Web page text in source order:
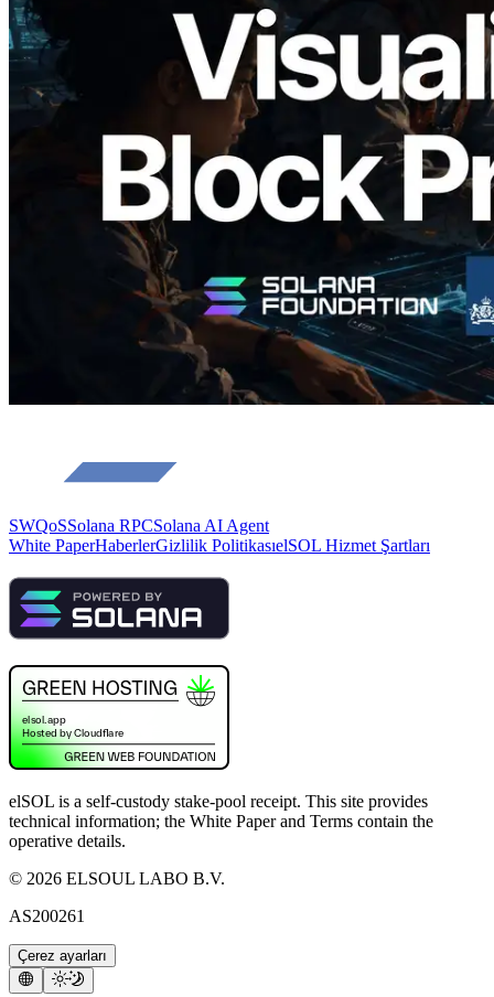
Validators Solutions, Solana Block
Analyzer'ı Yayınladı — Slot Başına Blok
Üretim Süresi ve Görevli Doğrulayıcı
Görselleştirmesi
Bu makaleyi oku
SWQoSSolana RPCSolana AI Agent
White PaperHaberlerGizlilik PolitikasıelSOL Hizmet Şartları
elSOL is a self-custody stake-pool receipt. This site provides
technical information; the White Paper and Terms contain the
operative details.
© 2026 ELSOUL LABO B.V.
AS200261
Çerez ayarları